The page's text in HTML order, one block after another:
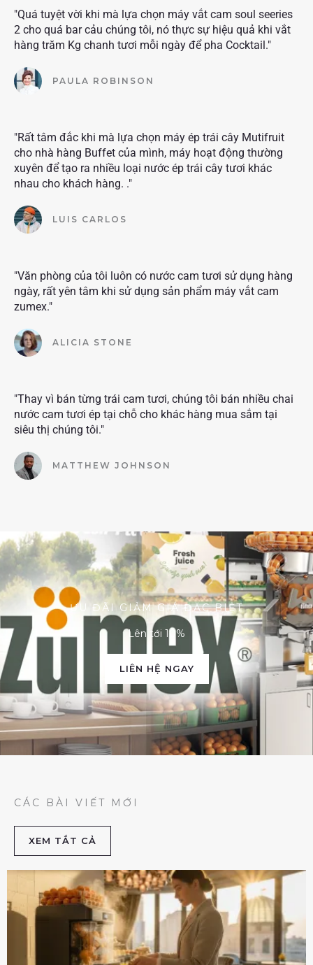
"Quá tuyệt vời khi mà lựa chọn máy vắt cam soul seeries
2 cho quá bar cảu chúng tôi, nó thực sự hiệu quả khi vắt
hàng trăm Kg chanh tươi mỗi ngày để pha Cocktail."
PAULA ROBINSON
"Rất tâm đắc khi mà lựa chọn máy ép trái cây Mutifruit
cho nhà hàng Buffet của mình, máy hoạt động thường
xuyên để tạo ra nhiều loại nước ép trái cây tươi khác
nhau cho khách hàng. ."
LUIS CARLOS
"Văn phòng của tôi luôn có nước cam tươi sử dụng hàng
ngày, rất yên tâm khi sử dụng sản phẩm máy vắt cam
zumex."
ALICIA STONE
"Thay vì bán từng trái cam tươi, chúng tôi bán nhiều chai
nước cam tươi ép tại chỗ cho khác hàng mua sắm tại
siêu thị chúng tôi."
MATTHEW JOHNSON
ƯU ĐÃI GIẢM GIÁ ĐẶC BIỆT
Lên tới 10%
LIÊN HỆ NGAY
CÁC BÀI VIẾT MỚI
XEM TẮT CẢ